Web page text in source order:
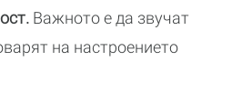
Важното е да звучат
на настроението